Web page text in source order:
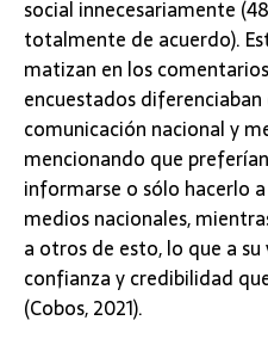
social innecesariamente
totalmente de acuerdo).
matizan en los
encuestados
comunicación nacional y
mencionando que
informarse o sólo hacerlo
medios nacionales,
a otros de esto, lo que a
confianza y credibilidad
(Cobos, 2021).